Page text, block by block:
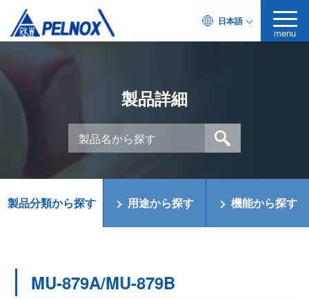
日本語
menu
製品詳細
製品分類から探す 用途から探す 機能から探す
MU-879A/MU-879B